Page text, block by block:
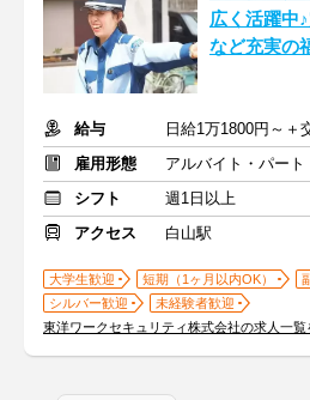
広く活躍中
など充実の
給与
日給1万1800円～＋
雇用形態
アルバイト・パート
シフト
週1日以上
アクセス
白山駅
大学生歓迎 短期（1ヶ月以内OK）
シルバー歓迎
未経験者歓迎
東洋ワークセキュリティ株式会社の求人一覧